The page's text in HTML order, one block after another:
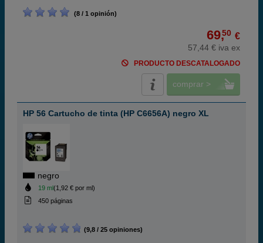
(8 / 1 opinión)
69,50 €
57,44 € iva ex
PRODUCTO DESCATALOGADO
comprar >
HP 56 Cartucho de tinta (HP C6656A) negro XL
negro
19 ml(1,92 € por ml)
450 páginas
(9,8 / 25 opiniones)